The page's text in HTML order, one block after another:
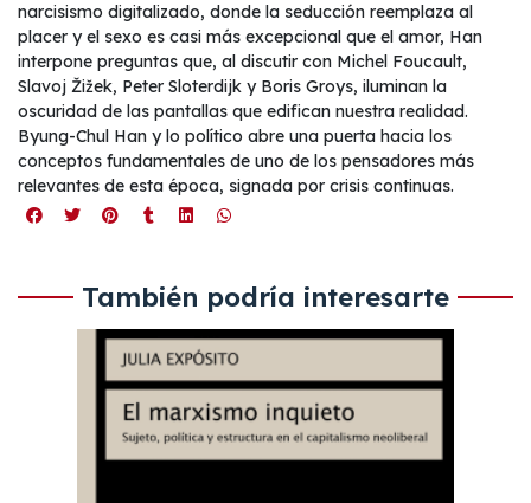
narcisismo digitalizado, donde la seducción reemplaza al
placer y el sexo es casi más excepcional que el amor, Han
interpone preguntas que, al discutir con Michel Foucault,
Slavoj Žižek, Peter Sloterdijk y Boris Groys, iluminan la
oscuridad de las pantallas que edifican nuestra realidad.
Byung-Chul Han y lo político abre una puerta hacia los
conceptos fundamentales de uno de los pensadores más
relevantes de esta época, signada por crisis continuas.
También podría interesarte